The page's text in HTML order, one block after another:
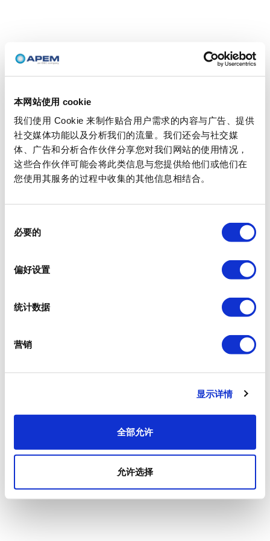
本网站使用 cookie
我们使用 Cookie 来制作贴合用户需求的内容与广告、提供
社交媒体功能以及分析我们的流量。我们还会与社交媒
体、广告和分析合作伙伴分享您对我们网站的使用情况，
这些合作伙伴可能会将此类信息与您提供给他们或他们在
您使用其服务的过程中收集的其他信息相结合。
必要的
偏好设置
统计数据
营销
显示详情
全部允许
允许选择